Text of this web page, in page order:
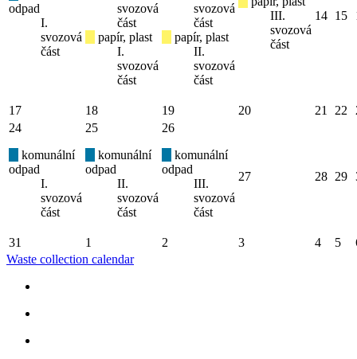
odpad
I.
svozová
část
svozová
část
papír, plast
I.
svozová
část
svozová
část
papír, plast
II.
svozová
část
III.
svozová
část
14 15
17 18 19 20 21 22
24
komunální
odpad
I.
svozová
část
25
komunální
odpad
II.
svozová
část
26
komunální
odpad
III.
svozová
část
27 28 29
31 1 2 3 4 5
Waste collection calendar